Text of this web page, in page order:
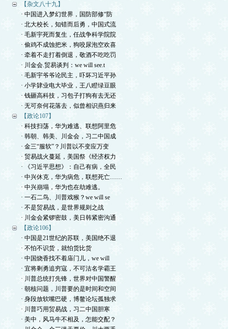
【杂文八十九】
· 中国进入梦幻世界，国防部修“防
· 北大校长，知错而后勇，中国式流
· 毛新宇死而复生，任战争科学院院
· 偷鸡不成蚀把米，狗咬尿泡空欢喜
· 牵着不走打着倒退，敬酒不吃吃罚
· 川金会.贸易谈判：we will see.t
· 毛新宇爷爷论民主，吓坏习近平孙
· 小学肄业电大毕业，王八瞪绿豆眼
· 钱砸高科技，习包子打狗有去无还
· 无可奈何花落去，似曾相识燕归来
【政论107】
· 科技扫荡，华为难逃、联想阿里危
· 韩朝、韩美、川金会，习二中国成
· 金三“服软”？川普以不变应万变
· 贸易战火蔓延，美国祭《经济权力
· 《习近平思想》：自己有病，全民
· 中兴休克，华为病危，联想死亡……
· 中兴崩塌，华为也在劫难逃。
· 一石二鸟、川普戏猴？we will se
· 不是贸易战，是世界规则之战
· 川金会紧锣密鼓，美日韩紧密沟通
【政论106】
· 中国是21世纪的苏联，美国绝不退
· 不怕不识货，就怕货比货
· 中国烧香找不着庙门儿，we will
· 宜将剩勇追穷寇，不可沽名学霸王
· 川普总统打先锋，世界对中国警醒
· 朝核问题，川普要的是时间和空间
· 身段放软嘴巴硬，博鳌论坛孤独求
· 川普巧用贸易战，习二中国胆寒
· 美中，风马牛不相及，怎能交配？